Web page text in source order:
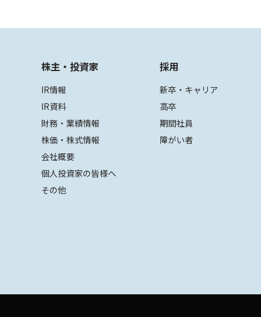
株主・投資家
IR情報
IR資料
財務・業績情報
株価・株式情報
会社概要
個人投資家の皆様へ
その他
採用
新卒・キャリア
高卒
期間社員
障がい者